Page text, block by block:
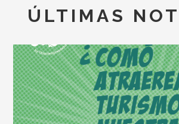
ÚLTIMAS